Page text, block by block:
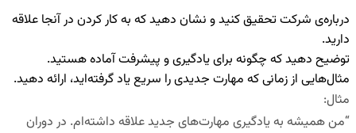
درباره‌ی شرکت تحقیق کنید و نشان دهید که به کار کردن در آنجا علاقه
دارید.
توضیح دهید که چگونه برای یادگیری و پیشرفت آماده هستید.
مثال‌هایی از زمانی که مهارت جدیدی را سریع یاد گرفته‌اید، ارائه دهید.
مثال:
“من همیشه به یادگیری مهارت‌های جدید علاقه داشته‌ام. در دوران